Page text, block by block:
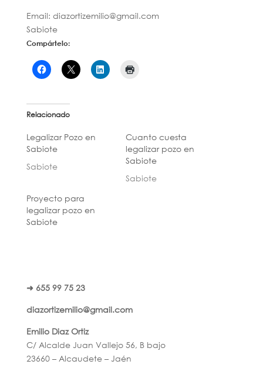
Email: diazortizemilio@gmail.com
Sabiote
Compártelo:
Relacionado
Legalizar Pozo en
Sabiote
Sabiote
Cuanto cuesta
legalizar pozo en
Sabiote
Sabiote
Proyecto para
legalizar pozo en
Sabiote
➜ 655 99 75 23
diazortizemilio@gmail.com
Emilio Diaz Ortiz
C/ Alcalde Juan Vallejo 56, B bajo
23660 – Alcaudete – Jaén